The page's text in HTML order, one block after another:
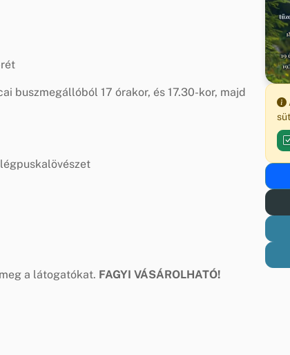
buszmegállóból 17 órakor, és 17.30-kor, majd
a látogatókat. FAGYI VÁSÁROLHATÓ!